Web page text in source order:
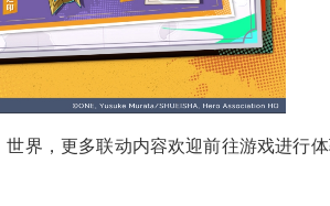
界，更多联动内容欢迎前往游戏进行